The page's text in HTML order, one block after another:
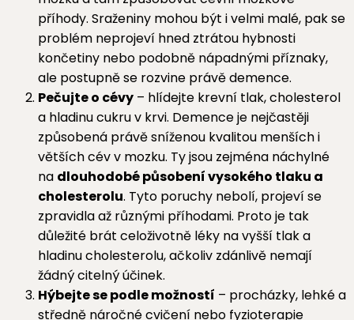
příhody. Sraženiny mohou být i velmi malé, pak se
problém neprojeví hned ztrátou hybnosti
končetiny nebo podobně nápadnými příznaky,
ale postupně se rozvine právě demence.
Pečujte o cévy – hlídejte krevní tlak, cholesterol
a hladinu cukru v krvi. Demence je nejčastěji
způsobená právě sníženou kvalitou menších i
větších cév v mozku. Ty jsou zejména náchylné
na dlouhodobé působení vysokého tlaku a
cholesterolu. Tyto poruchy nebolí, projeví se
zpravidla až různými příhodami. Proto je tak
důležité brát celoživotně léky na vyšší tlak a
hladinu cholesterolu, ačkoliv zdánlivě nemají
žádný citelný účinek.
Hýbejte se podle možností – procházky, lehké a
středně náročné cvičení nebo fyzioterapie